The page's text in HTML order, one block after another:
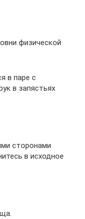
физической
в паре с
в запястьях
сторонами
в исходное